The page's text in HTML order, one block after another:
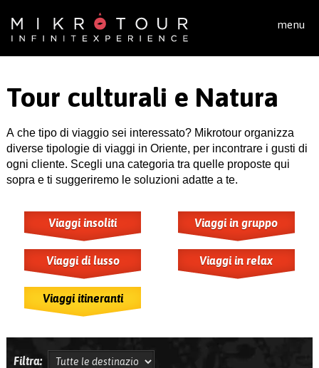
menu
Tour culturali e Natura
A che tipo di viaggio sei interessato? Mikrotour organizza
diverse tipologie di viaggi in Oriente, per incontrare i gusti di
ogni cliente. Scegli una categoria tra quelle proposte qui
sopra e ti suggeriremo le soluzioni adatte a te.
Viaggi insoliti Viaggi in gruppo
Viaggi di lusso Viaggi in relax
Viaggi itineranti
Filtra: